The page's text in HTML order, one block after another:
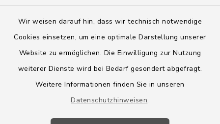
Wir weisen darauf hin, dass wir technisch notwendige
Cookies einsetzen, um eine optimale Darstellung unserer
Website zu ermöglichen. Die Einwilligung zur Nutzung
weiterer Dienste wird bei Bedarf gesondert abgefragt.
Weitere Informationen finden Sie in unseren
Datenschutzhinweisen.
Barrierefreiheit